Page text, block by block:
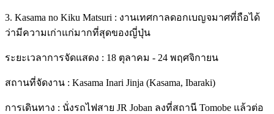
3. Kasama no Kiku Matsuri : งานเทศกาลดอกเบญจมาศที่ถือได้
ว่ามีความเก่าแก่มากที่สุดของญี่ปุ่น
ระยะเวลาการจัดแสดง : 18 ตุลาคม - 24 พฤศจิกายน
สถานที่จัดงาน : Kasama Inari Jinja (Kasama, Ibaraki)
การเดินทาง : นั่งรถไฟสาย JR Joban ลงที่สถานี Tomobe แล้วต่อ